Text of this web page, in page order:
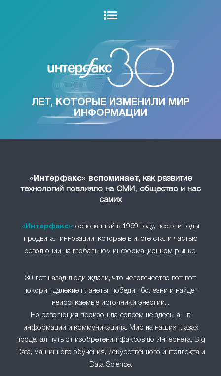
ЛЕТ, КОТОРЫЕ ИЗМЕНИЛИ МИР
ИНФОРМАЦИИ
«Интерфакс» вспоминает,как развитие
технологий повлияло на СМИ, общество и нас
самих
«Интерфакс», основанный в 1989 году, все эти годы
продвигал инновации, которые в итоге стали частью
революции на глобальном информационном рынке.
30 лет назад люди ждали, что человечество вот-вот
покорит далекие планеты, победит болезни и найдет
неиссякаемые источники энергии...
Но революция произошла совсем не здесь, а - в
информации и коммуникациях. Мир на наших глазах
проделал путь от изобретения факсов до Интернета, Big
Data, машинного обучения, искусственного интеллекта и
Data Science.